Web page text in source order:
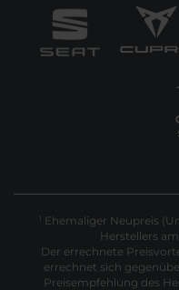
1 Ehemaliger Neupreis
Herstellers
Der errechnete
errechnet sich
Preisempfehlung des